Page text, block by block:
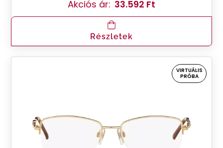
Akciós ár: 33.592 Ft
Részletek
VIRTUÁLIS
PRÓBA